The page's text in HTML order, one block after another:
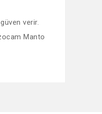
verir.
Manto